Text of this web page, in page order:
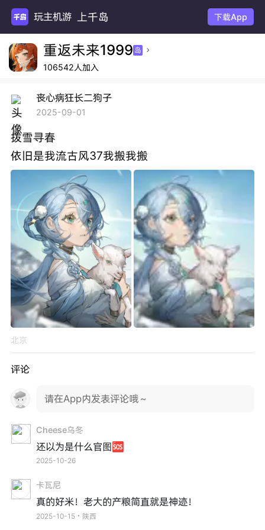
玩主机游戏 上千岛 下载App
重返未来1999 岛 
106542人加入
丧心病狂长二狗子
2025-09-01
拨雪寻春
依旧是我流古风37我搬我搬
北京
评论
请在App内发表评论哦～
Cheese乌冬
还以为是什么官图🆘
2025-10-26
卡瓦尼
真的好米！老大的产粮简直就是神迹！
2025-10-15・陕西